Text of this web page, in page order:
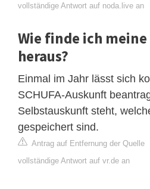
vollständige Antwort auf noda.live an
Wie finde ich
heraus?
Einmal im Jahr lässt sich
SCHUFA-Auskunft
Selbstauskunft steht,
gespeichert sind.
Antrag auf Entfernung der Quelle
vollständige Antwort auf vr.de an